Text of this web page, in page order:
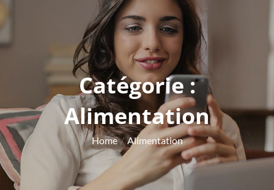
Catégorie :
Alimentation
Home Alimentation